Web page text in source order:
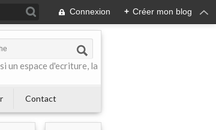
Connexion + Créer mon blog
un espace d'ecriture, la
Contact